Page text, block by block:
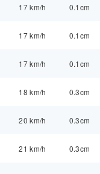
17 km/h 0.1cm
17 km/h 0.1cm
17 km/h 0.1cm
18 km/h 0.3cm
20 km/h 0.3cm
21 km/h 0.3cm